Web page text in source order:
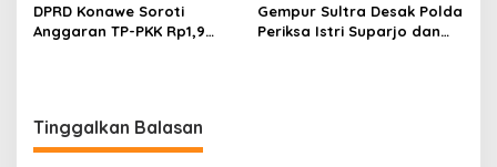
DPRD Konawe Soroti
Anggaran TP-PKK Rp1,9
Gempur Sultra Desak Polda
Periksa Istri Suparjo dan
Tinggalkan Balasan